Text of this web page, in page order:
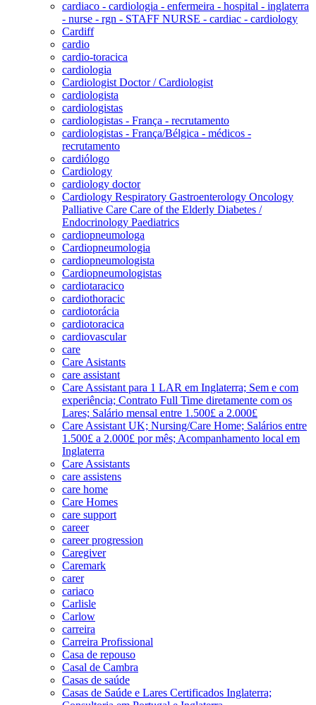
cardiaco - cardiologia - enfermeira - hospital - inglaterra
- nurse - rgn - STAFF NURSE - cardiac - cardiology
Cardiff
cardio
cardio-toracica
cardiologia
Cardiologist Doctor / Cardiologist
cardiologista
cardiologistas
cardiologistas - França - recrutamento
cardiologistas - França/Bélgica - médicos -
recrutamento
cardiólogo
Cardiology
cardiology doctor
Cardiology Respiratory Gastroenterology Oncology
Palliative Care Care of the Elderly Diabetes /
Endocrinology Paediatrics
cardiopneumologa
Cardiopneumologia
cardiopneumologista
Cardiopneumologistas
cardiotaracico
cardiothoracic
cardiotorácia
cardiotoracica
cardiovascular
care
Care Asistants
care assistant
Care Assistant para 1 LAR em Inglaterra; Sem e com
experiência; Contrato Full Time diretamente com os
Lares; Salário mensal entre 1.500£ a 2.000£
Care Assistant UK; Nursing/Care Home; Salários entre
1.500£ a 2.000£ por mês; Acompanhamento local em
Inglaterra
Care Assistants
care assistens
care home
Care Homes
care support
career
career progression
Caregiver
Caremark
carer
cariaco
Carlisle
Carlow
carreira
Carreira Profissional
Casa de repouso
Casal de Cambra
Casas de saúde
Casas de Saúde e Lares Certificados Inglaterra;